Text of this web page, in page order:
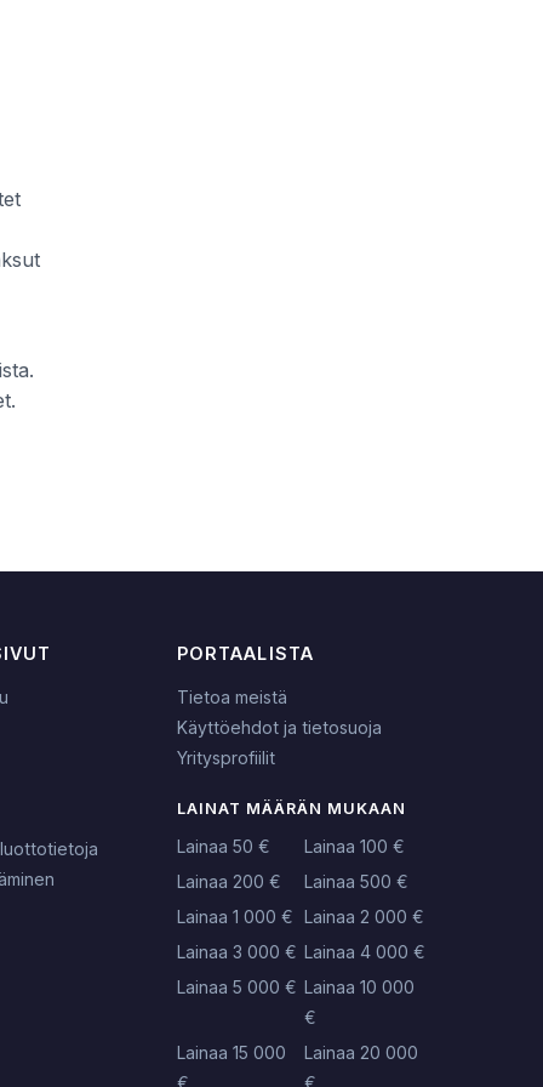
PORTAALISTA
Tietoa meistä
Käyttöehdot ja tietosuoja
Yritysprofiilit
LAINAT MÄÄRÄN MUKAAN
Lainaa 50 €
Lainaa 100 €
Lainaa 200 €
Lainaa 500 €
Lainaa 1 000 € Lainaa 2 000 €
Lainaa 3 000 € Lainaa 4 000 €
Lainaa 5 000 € Lainaa 10 000
€
Lainaa 15 000
Lainaa 20 000